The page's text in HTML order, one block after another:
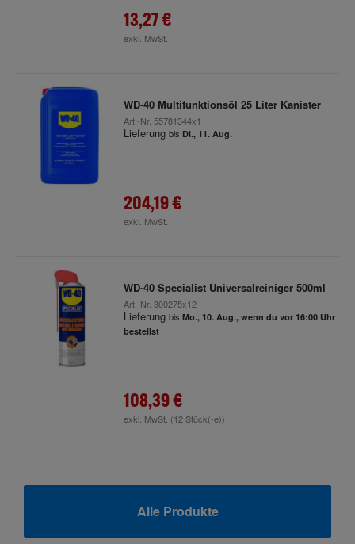
13,27 €
exkl. MwSt.
WD-40 Multifunktionsöl 25 Liter Kanister
Art.-Nr. 55781344x1
Lieferung bis Di., 11. Aug.
204,19 €
exkl. MwSt.
WD-40 Specialist Universalreiniger 500ml
Art.-Nr. 300275x12
Lieferung bis Mo., 10. Aug., wenn du vor 16:00 Uhr
bestellst
108,39 €
exkl. MwSt. (12 Stück(-e))
Alle Produkte